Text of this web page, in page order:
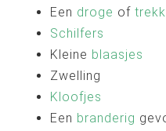
Een droge of
Schilfers
Kleine blaasjes
Zwelling
Kloofjes
Een branderig